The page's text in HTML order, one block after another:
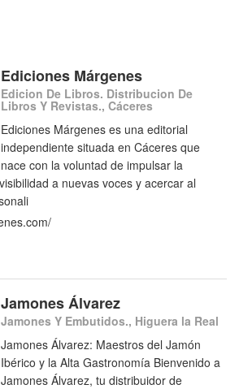
Ediciones Márgenes
Edicion De Libros. Distribucion De
Libros Y Revistas., Cáceres
Ediciones Márgenes es una editorial
independiente situada en Cáceres que
nace con la voluntad de impulsar la
a nuevas voces y acercar al
Jamones Álvarez
Jamones Y Embutidos., Higuera la Real
Jamones Álvarez: Maestros del Jamón
Ibérico y la Alta Gastronomía Bienvenido a
Jamones Álvarez, tu distribuidor de